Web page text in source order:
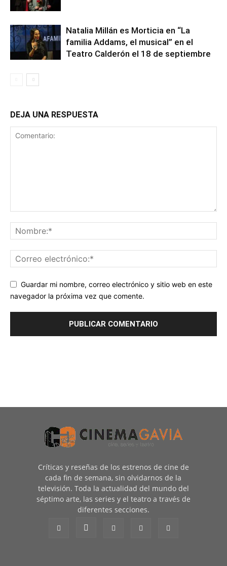
Natalia Millán es Morticia en “La
familia Addams, el musical” en el
Teatro Calderón el 18 de septiembre
DEJA UNA RESPUESTA
Guardar mi nombre, correo electrónico y sitio web en este
navegador la próxima vez que comente.
Críticas y reseñas de los estrenos de cine de
cada fin de semana, sin olvidarnos de la
televisión. Toda la actualidad del mundo del
séptimo arte, las series y el teatro a través de
diferentes secciones.